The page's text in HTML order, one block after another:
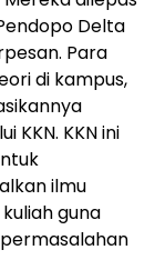
Delta
Para
di kampus,
KKN. KKN ini
ilmu
guna